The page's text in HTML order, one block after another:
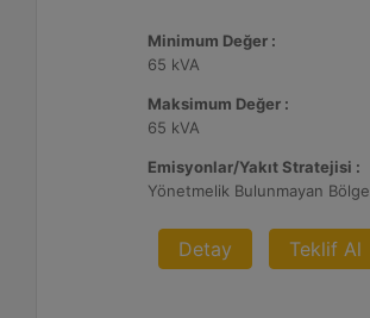
Minimum Değer :
65 kVA
Maksimum Değer :
65 kVA
Emisyonlar/Yakıt Stratejisi :
Yönetmelik Bulunmayan Bölge
Detay Teklif Al